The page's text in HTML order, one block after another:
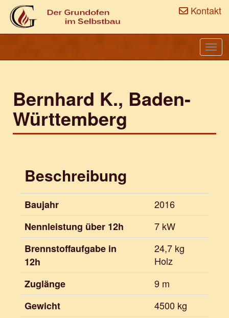
Kontakt
Bernhard K., Baden-
Württemberg
Beschreibung
Baujahr
2016
Nennleistung über 12h
7 kW
Brennstoffaufgabe in
12h
24,7 kg
Holz
Zuglänge
9 m
Gewicht
4500 kg